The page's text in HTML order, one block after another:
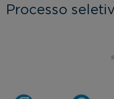
Processo